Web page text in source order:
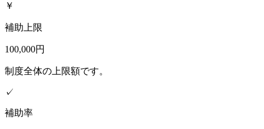
￥
補助上限
100,000円
制度全体の上限額です。
✓
補助率